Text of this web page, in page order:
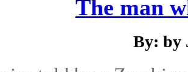
The man
By: by